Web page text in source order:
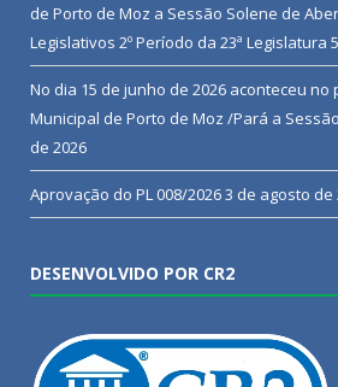
de Porto de Moz a Sessão Solene de
Legislativos 2º Período da 23ª Legislatura
No dia 15 de junho de 2026 aconteceu no
Municipal de Porto de Moz /Pará a
de 2026
Aprovação do PL 008/20263 de agosto de
DESENVOLVIDO POR CR2